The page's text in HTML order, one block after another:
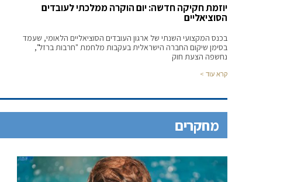
יוזמת חקיקה חדשה: יום הוקרה ממלכתי לעובדים
הסוציאליים
בכנס המקצועי השנתי של ארגון העובדים הסוציאליים הלאומי, שעמד
בסימן שיקום החברה הישראלית בעקבות מלחמת "חרבות ברזל",
נחשפה הצעת חוק
קרא עוד >
מחקרים